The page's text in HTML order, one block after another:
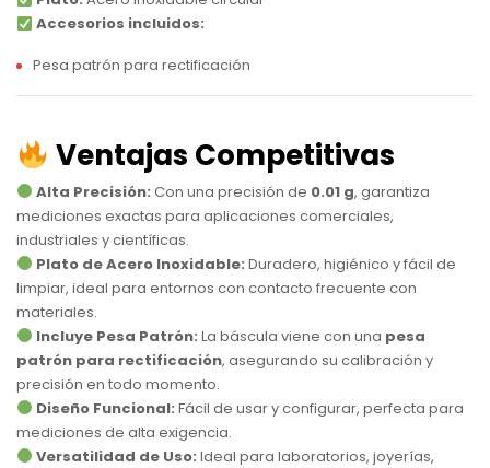
Accesorios incluidos:
Pesa patrón para rectificación
Ventajas Competitivas
Alta Precisión: Con una precisión de 0.01 g, garantiza
mediciones exactas para aplicaciones comerciales,
industriales y científicas.
Plato de Acero Inoxidable: Duradero, higiénico y fácil de
limpiar, ideal para entornos con contacto frecuente con
materiales.
Incluye Pesa Patrón: La báscula viene con una pesa
patrón para rectificación, asegurando su calibración y
precisión en todo momento.
Diseño Funcional: Fácil de usar y configurar, perfecta para
mediciones de alta exigencia.
Versatilidad de Uso: Ideal para laboratorios, joyerías,